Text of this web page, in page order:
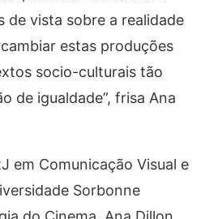
de vista sobre a realidade
estas produções
socio-culturais tão
de igualdade”, frisa Ana
em Comunicação Visual e
Sorbonne